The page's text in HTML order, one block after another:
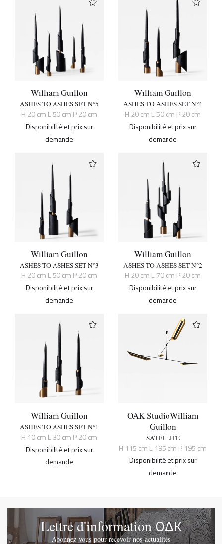
William Guillon
ASHES TO ASHES SET N°5
H 20 cm L 50 cm P 20 cm
Disponibilité et prix sur
demande
William Guillon
ASHES TO ASHES SET N°4
H 20 cm L 50 cm P 20 cm
Disponibilité et prix sur
demande
William Guillon
ASHES TO ASHES SET N°3
H 20 cm L 50 cm P 20 cm
Disponibilité et prix sur
demande
William Guillon
ASHES TO ASHES SET N°2
H 20 cm L 70 cm P 20 cm
Disponibilité et prix sur
demande
William Guillon
ASHES TO ASHES SET N°1
H 10 cm L 30 cm P 20 cm
Disponibilité et prix sur
demande
OAK StudioWilliam
Guillon
SATELLITE
H 115 cm L 195 cm P 195 cm
Disponibilité et prix sur
demande
Lettre d'informationOΔK
Abonnez-vous pour recevoir nos actualités